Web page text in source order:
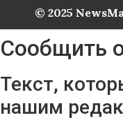
© 2025
Сообщить
Текст,
нашим